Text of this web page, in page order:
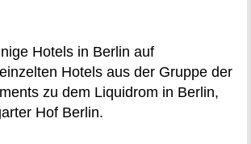
Hotels in Berlin auf
Hotels aus der Gruppe der
zu dem Liquidrom in Berlin,
Hof Berlin.